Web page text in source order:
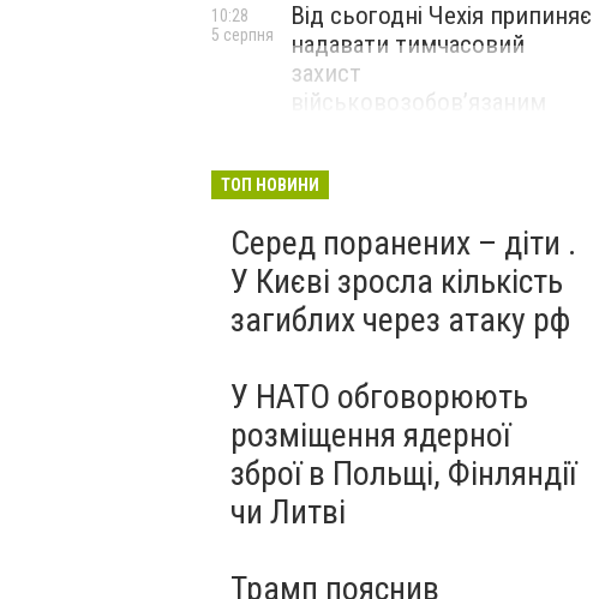
Від сьогодні Чехія припиняє
надавати тимчасовий
захист
військовозобов’язаним
10:28
5 серпня
ТОП НОВИНИ
Серед поранених – діти .
У Києві зросла кількість
загиблих через атаку рф
У НАТО обговорюють
розміщення ядерної
зброї в Польщі, Фінляндії
чи Литві
Трамп пояснив